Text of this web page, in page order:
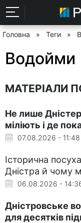
Головна » Теги » В
Водойми
МАТЕРІАЛИ
Не лише
міліють і де
07.08.2026 - 11:48
Історична
Дністра й чому
06.08.2026 -
Дністровське
для десятків